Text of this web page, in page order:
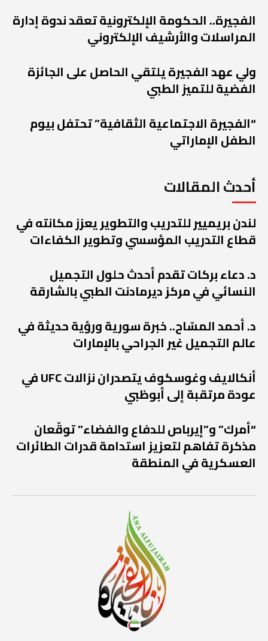
الفجيرة.. الحكومة الإلكترونية تعقد ندوة إدارة
المراسلات والأرشيف الإلكتروني
ولي عهد الفجيرة يلتقي الحاصل على الجائزة
الفضية للتميز الطبي
“الفجيرة الاجتماعية الثقافية” تحتفل بيوم
الطفل الإماراتي
أحدث المقالات
لندن بريميير للتدريب والتطوير يعزز مكانته في
قطاع التدريب المؤسسي وتطوير الكفاءات
د. دعاء بركات تقدم أحدث حلول التجميل
النسائي في مركز ديرمادنت الطبي بالشارقة
د. أحمد المسّاح.. خبرة سورية ورؤية حديثة في
عالم التجميل غير الجراحي بالإمارات
أنكالايف وغوسكوف يتصدران نزالات UFC في
عودة مرتقبة إلى أبوظبي
“أمرك” و”إيرباص للدفاع والفضاء” توقّعان
مذكرة تفاهم لتعزيز استدامة قدرات الطائرات
العسكرية في المنطقة